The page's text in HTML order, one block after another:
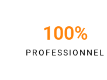
PROFESSIONNEL
100%